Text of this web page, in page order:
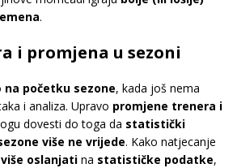
.
i promjena u sezoni
na početku sezone, kada još nema
i analiza. Upravo promjene trenera i
dovesti do toga da statistički
više ne vrijede. Kako natjecanje
više oslanjati na statističke podatke,